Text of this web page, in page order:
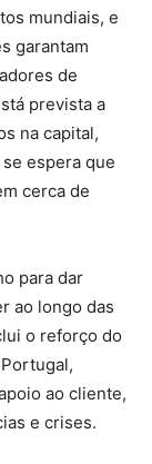
mundiais, e
garantam
de
prevista a
na capital,
espera que
cerca de
para dar
ao longo das
o reforço do
ao cliente,
e crises.